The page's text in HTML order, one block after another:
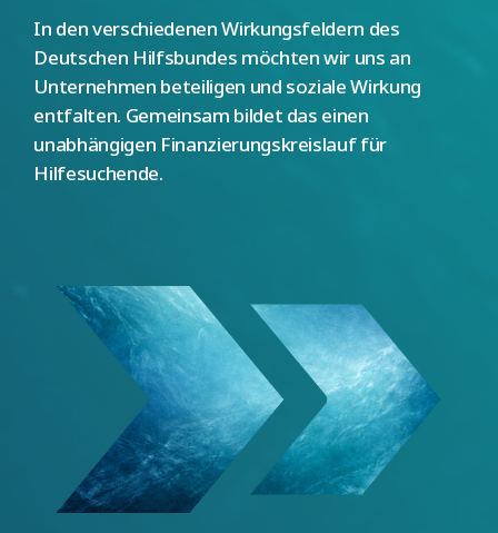
In den verschiedenen Wirkungsfeldern des
Deutschen Hilfsbundes möchten wir uns an
Unternehmen beteiligen und soziale Wirkung
entfalten. Gemeinsam bildet das einen
unabhängigen Finanzierungskreislauf für
Hilfesuchende.